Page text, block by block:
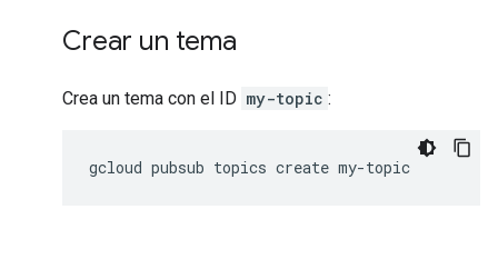
Crear un tema
Crea un tema con el ID my-topic :
gcloud pubsub topics create my-topic